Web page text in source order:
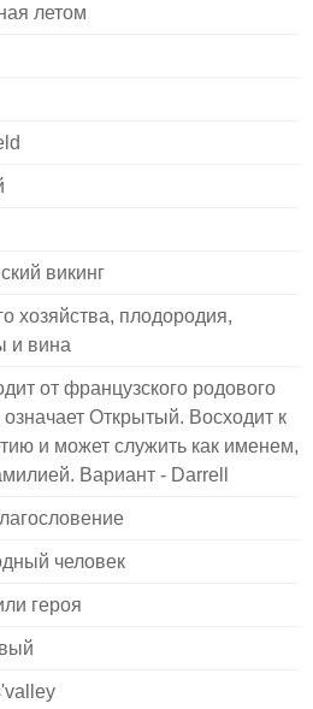
летом
викинг
хозяйства, плодородия,
и вина
от французского родового
Открытый. Восходит к
и может служить как именем,
Вариант - Darrell
человек
героя